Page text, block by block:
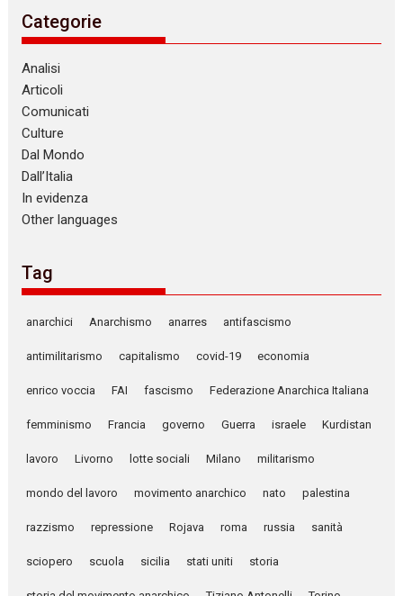
Categorie
Analisi
Articoli
Comunicati
Culture
Dal Mondo
Dall’Italia
In evidenza
Other languages
Tag
anarchici Anarchismo anarres antifascismo
antimilitarismo capitalismo covid-19 economia
enrico voccia FAI fascismo Federazione Anarchica Italiana
femminismo Francia governo Guerra israele Kurdistan
lavoro Livorno lotte sociali Milano militarismo
mondo del lavoro movimento anarchico nato palestina
razzismo repressione Rojava roma russia sanità
sciopero scuola sicilia stati uniti storia